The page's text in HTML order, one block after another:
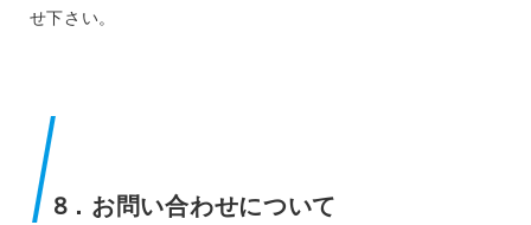
せ下さい。
8．お問い合わせについて